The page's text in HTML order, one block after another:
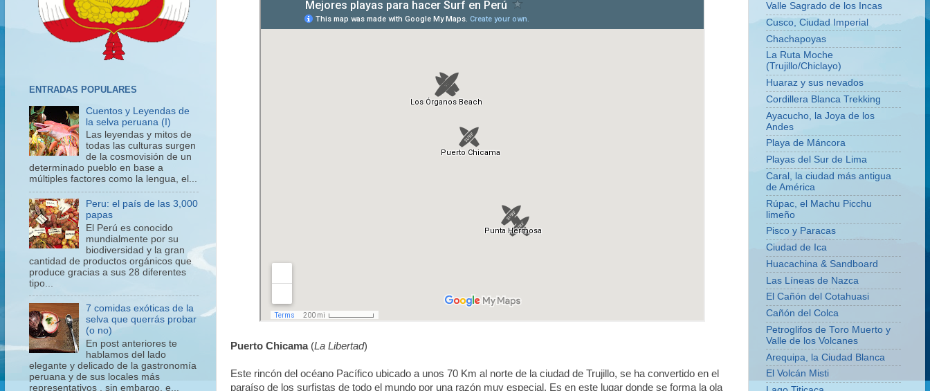
Puerto Chicama (La Libertad)
Este rincón del océano Pacífico ubicado a unos 70 Km al norte de la ciudad de Trujillo, se ha convertido en el
paraíso de los surfistas de todo el mundo por una razón muy especial. Es en este lugar donde se forma la ola
ENTRADAS POPULARES
Cuentos y Leyendas de
la selva peruana (I)
Las leyendas y mitos de
todas las culturas surgen
de la cosmovisión de un
determinado pueblo en base a
múltiples factores como la lengua, el...
Peru: el país de las 3,000
papas
El Perú es conocido
mundialmente por su
biodiversidad y la gran
cantidad de productos orgánicos que
produce gracias a sus 28 diferentes
tipo...
7 comidas exóticas de la
selva que querrás probar
(o no)
En post anteriores te
hablamos del lado
elegante y delicado de la gastronomía
peruana y de sus locales más
representativos , sin embargo, e...
Valle Sagrado de los Incas
Cusco, Ciudad Imperial
Chachapoyas
La Ruta Moche
(Trujillo/Chiclayo)
Huaraz y sus nevados
Cordillera Blanca Trekking
Ayacucho, la Joya de los
Andes
Playa de Máncora
Playas del Sur de Lima
Caral, la ciudad más antigua
de América
Rúpac, el Machu Picchu
limeño
Pisco y Paracas
Ciudad de Ica
Huacachina & Sandboard
Las Líneas de Nazca
El Cañón del Cotahuasi
Cañón del Colca
Petroglifos de Toro Muerto y
Valle de los Volcanes
Arequipa, la Ciudad Blanca
El Volcán Misti